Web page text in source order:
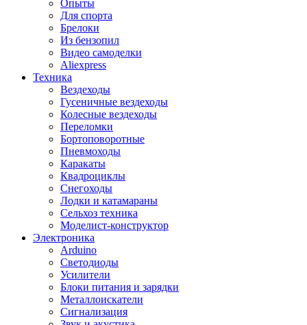
Опыты
Для спорта
Брелоки
Из бензопил
Видео самоделки
Aliexpress
Техника
Вездеходы
Гусеничные вездеходы
Колесные вездеходы
Переломки
Бортоповоротные
Пневмоходы
Каракаты
Квадроциклы
Снегоходы
Лодки и катамараны
Сельхоз техника
Моделист-конструктор
Электроника
Arduino
Светодиоды
Усилители
Блоки питания и зарядки
Металлоискатели
Сигнализация